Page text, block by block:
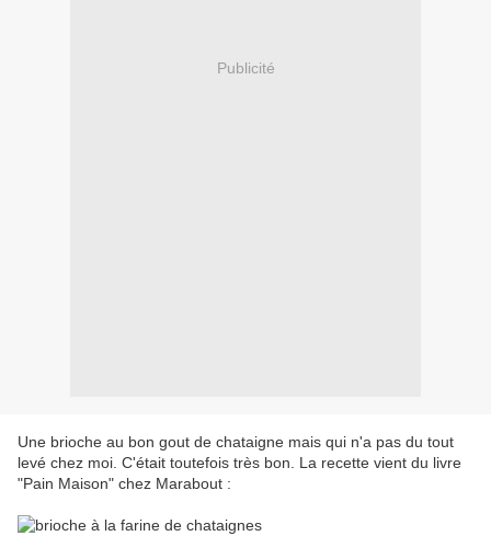
Publicité
Une brioche au bon gout de chataigne mais qui n'a pas du tout
levé chez moi. C'était toutefois très bon. La recette vient du livre
"Pain Maison" chez Marabout :